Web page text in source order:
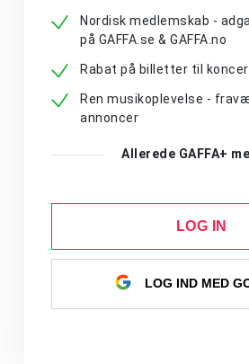
Nordisk medlemskab -
på GAFFA.se & GAFFA.no
Rabat på billetter til
Ren musikoplevelse -
annoncer
Allerede GAFFA+
LOG IN
LOG IND MED